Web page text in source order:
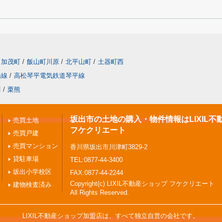
加茂町 / 飯山町川原 / 北平山町 / 土器町西
/ 高松琴平電気鉄道琴平線
/ 栗熊
売買土地
売買戸建
売買マンション
貸駐車場
坂出小学校区
建物検査済み
坂出市の土地の購入・物件情報はLIXIL不
フケクリエート
香川県坂出市川津町3829-2
TEL:0877-44-3400
FAX:0877-44-2244
Copyright(c) LIXIL不動産ショップ フケクリエート
All Rights Reserved.
LIXIL不動産ショップ加盟店は、すべて独立自営の会社です。